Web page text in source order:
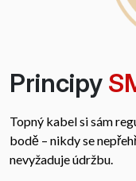
Principy
Topný kabel si sám
bodě – nikdy se
nevyžaduje údržbu.